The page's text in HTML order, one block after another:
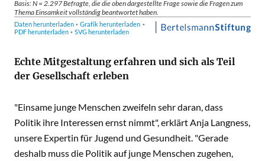
Echte Mitgestaltung erfahren und sich als Teil
der Gesellschaft erleben
"Einsame junge Menschen zweifeln sehr daran, dass
Politik ihre Interessen ernst nimmt", erklärt Anja Langness,
unsere Expertin für Jugend und Gesundheit. "Gerade
deshalb muss die Politik auf junge Menschen zugehen,